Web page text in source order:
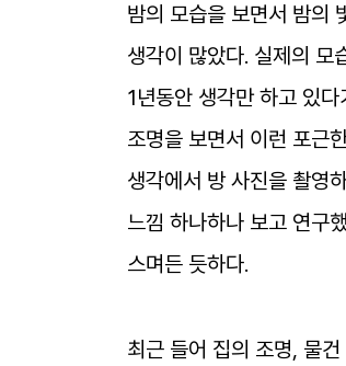
아카이브
바로가기
방명록
밤의 모습을 보면서 밤의
생각이 많았다. 실제의 모
1년동안 생각만 하고 있다
조명을 보면서 이런 포근
생각에서 방 사진을 촬영
느낌 하나하나 보고 연구
스며든 듯하다.
최근 들어 집의 조명, 물건